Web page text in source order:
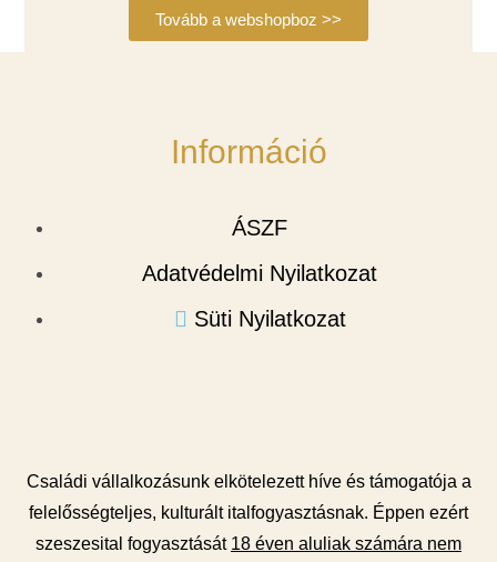
Tovább a webshopboz >>
Információ
ÁSZF
Adatvédelmi Nyilatkozat
Süti Nyilatkozat
Családi vállalkozásunk elkötelezett híve és támogatója a
felelősségteljes, kulturált italfogyasztásnak. Éppen ezért
szeszesital fogyasztását 18 éven aluliak számára nem